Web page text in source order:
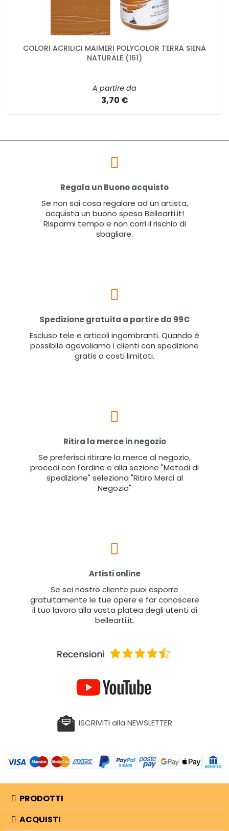
COLORI ACRILICI MAIMERI POLYCOLOR TERRA SIENA
NATURALE (161)
A partire da
3,70 €
Regala un Buono acquisto
Se non sai cosa regalare ad un artista,
acquista un buono spesa Bellearti.it!
Risparmi tempo e non corri il rischio di
sbagliare.
Spedizione gratuita a partire da 99€
Escluso tele e articoli ingombranti. Quando è
possibile agevoliamo i clienti con spedizione
gratis o costi limitati.
Ritira la merce in negozio
Se preferisci ritirare la merce al negozio,
procedi con l'ordine e alla sezione "Metodi di
spedizione" seleziona "Ritiro Merci al
Negozio"
Artisti online
Se sei nostro cliente puoi esporre
gratuitamente le tue opere e far conoscere
il tuo lavoro alla vasta platea degli utenti di
bellearti.it.
ISCRIVITI alla NEWSLETTER
PRODOTTI
ACQUISTI